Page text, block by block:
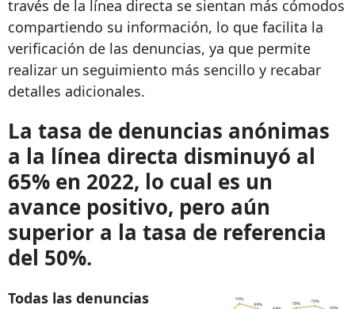
través de la línea directa se sientan más cómodos
compartiendo su información, lo que facilita la
verificación de las denuncias, ya que permite
realizar un seguimiento más sencillo y recabar
detalles adicionales.
La tasa de denuncias anónimas
a la línea directa disminuyó al
65% en 2022, lo cual es un
avance positivo, pero aún
superior a la tasa de referencia
del 50%.
Todas las denuncias